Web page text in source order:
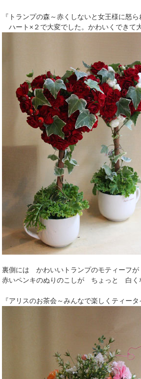
『トランプの森～赤くしないと女王様に怒ら
ハート×２で大変でした。かわいくできて
裏側には かわいいトランプのモティーフ
赤いペンキのぬりのこしが ちょっと 白く
『アリスのお茶会～みんなで楽しくティータ